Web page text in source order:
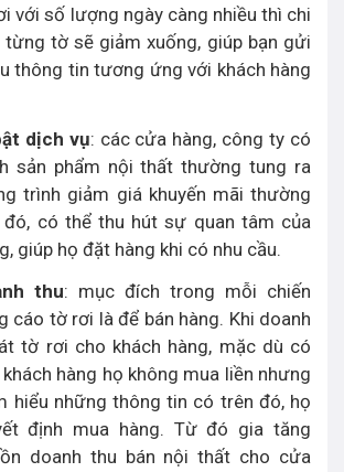
với số lượng ngày càng nhiều thì chi
từng tờ sẽ giảm xuống, giúp bạn gửi
thông tin tương ứng với khách hàng
dịch vụ: các cửa hàng, công ty có
sản phẩm nội thất thường tung ra
trình giảm giá khuyến mãi thường
đó, có thể thu hút sự quan tâm của
giúp họ đặt hàng khi có nhu cầu.
thu: mục đích trong mỗi chiến
cáo tờ rơi là để bán hàng. Khi doanh
tờ rơi cho khách hàng, mặc dù có
hàng họ không mua liền nhưng
hiểu những thông tin có trên đó, họ
định mua hàng. Từ đó gia tăng
doanh thu bán nội thất cho cửa